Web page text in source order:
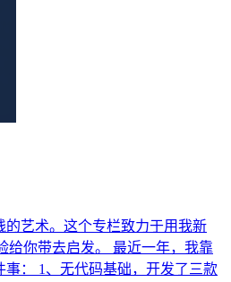
的艺术。这个专栏致力于用我新
给你带去启发。 最近一年，我靠
事： 1、无代码基础，开发了三款